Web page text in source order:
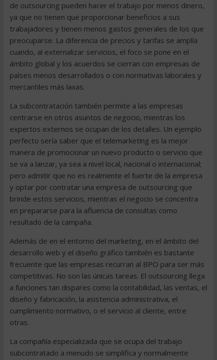
de outsourcing pueden hacer el trabajo por menos dinero,
ya que no tienen que proporcionar beneficios a sus
trabajadores y tienen menos gastos generales de los que
preocuparse. La diferencia de precios y tarifas se amplía
cuando, al externalizar servicios, el foco se pone en el
ámbito global y los acuerdos se cierran con empresas de
países menos desarrollados o con normativas laborales y
mercantiles más laxas.
La subcontratación también permite a las empresas
centrarse en otros asuntos de negocio, mientras los
expertos externos se ocupan de los detalles. Un ejemplo
perfecto sería saber que el telemarketing es la mejor
manera de promocionar un nuevo producto o servicio que
se va a lanzar, ya sea a nivel local, nacional o internacional;
pero admitir que no es realmente el fuerte de la empresa
y optar por contratar una empresa de outsourcing que
brinde estos servicios, mientras el negocio se concentra
en prepararse para la afluencia de consultas como
resultado de la campaña.
Además de en el entorno del marketing, en el ámbito del
desarrollo web y el diseño gráfico también es bastante
frecuente que las empresas recurran al BPO para ser más
competitivas. No son las únicas tareas. El outsourcing llega
a funciones tan dispares como la contabilidad, las ventas, el
diseño y fabricación, la asistencia administrativa, el
cumplimiento normativo, o el servicio al cliente, entre
otras.
La compañía especializada que se ocupa del trabajo
subcontratado a menudo se simplifica y normalmente